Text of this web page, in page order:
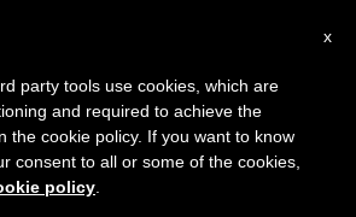
x
party tools use cookies, which are
and required to achieve the
the cookie policy. If you want to know
consent to all or some of the cookies,
policy